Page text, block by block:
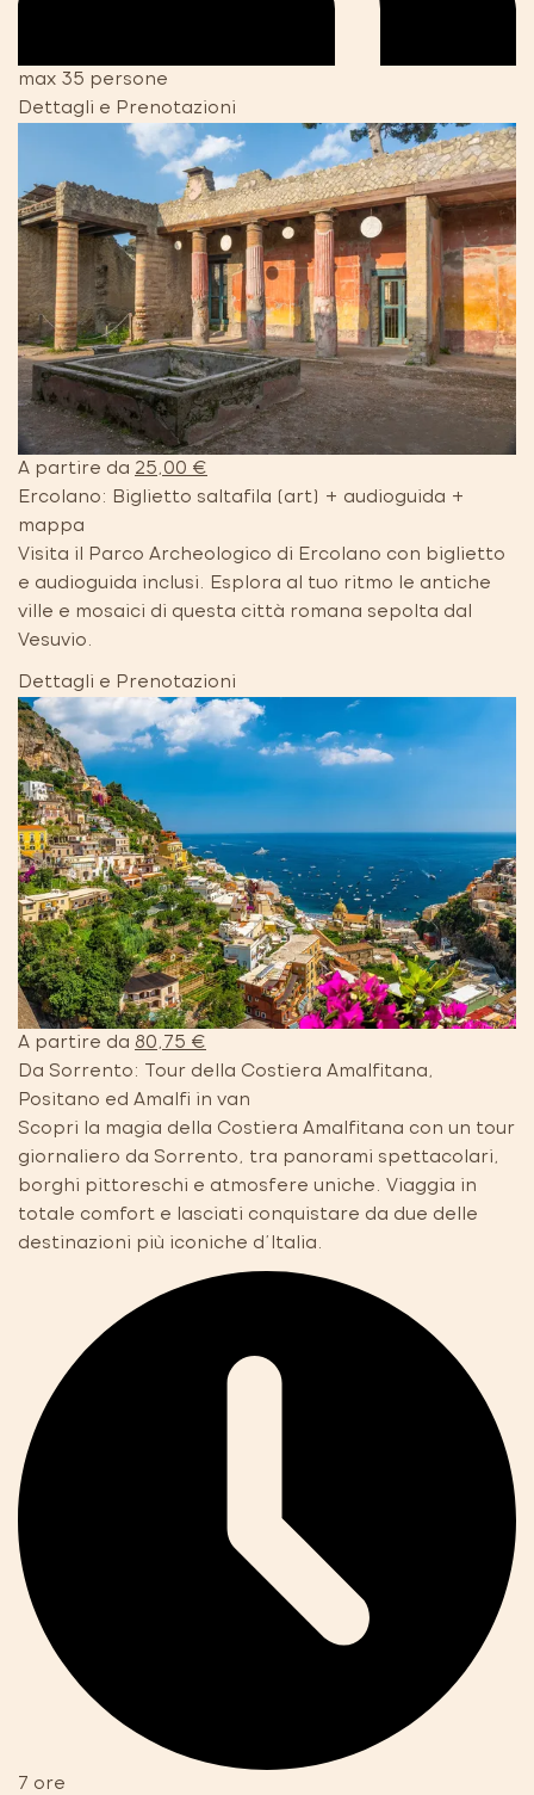
max 35 persone
Dettagli e Prenotazioni
A partire da 25,00 €
Ercolano: Biglietto saltafila (art) + audioguida +
mappa
Visita il Parco Archeologico di Ercolano con biglietto
e audioguida inclusi. Esplora al tuo ritmo le antiche
ville e mosaici di questa città romana sepolta dal
Vesuvio.
Dettagli e Prenotazioni
A partire da 80,75 €
Da Sorrento: Tour della Costiera Amalfitana,
Positano ed Amalfi in van
Scopri la magia della Costiera Amalfitana con un tour
giornaliero da Sorrento, tra panorami spettacolari,
borghi pittoreschi e atmosfere uniche. Viaggia in
totale comfort e lasciati conquistare da due delle
destinazioni più iconiche d'Italia.
7 ore